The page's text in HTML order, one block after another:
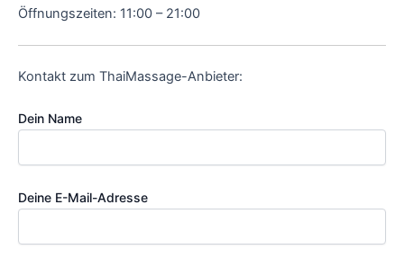
Öffnungszeiten: 11:00 – 21:00
Kontakt zum ThaiMassage-Anbieter:
Dein Name
Deine E-Mail-Adresse